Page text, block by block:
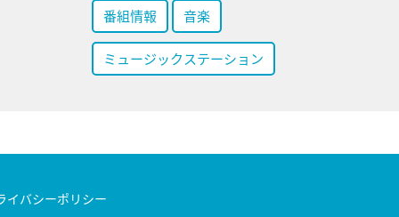
番組情報 音楽
ミュージックステーション
イバシーポリシー